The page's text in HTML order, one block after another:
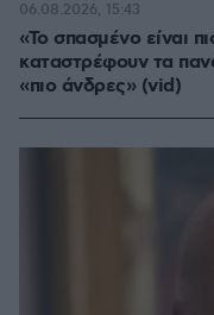
«Το σπασμένο είναι
καταστρέφουν τα
«πιο άνδρες» (vid)
06.08.2026, 15:43